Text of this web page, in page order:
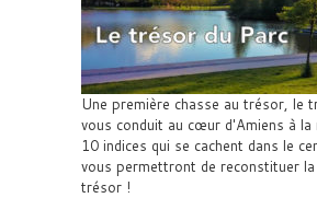
Une première chasse au trésor, le
vous conduit au cœur d'Amiens à la
10 indices qui se cachent dans le
vous permettront de reconstituer la
trésor !